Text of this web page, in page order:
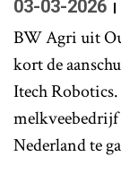
03-03-2026
BW Agri uit
kort de
Itech
melkveebedrijf
Nederland te